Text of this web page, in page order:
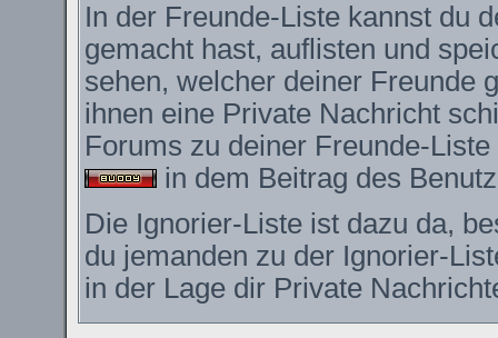
In der Freunde-Liste kannst du
gemacht hast, auflisten und
sehen, welcher deiner Freunde
ihnen eine Private Nachricht
Forums zu deiner Freunde-
in dem Beitrag des
Die Ignorier-Liste ist dazu da,
du jemanden zu der Ignorier-
in der Lage dir Private